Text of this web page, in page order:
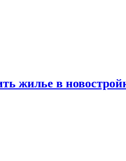
жилье в